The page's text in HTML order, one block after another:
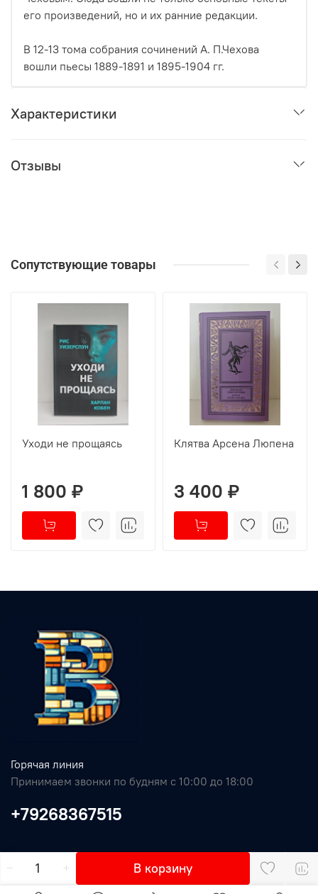
В корзину
его произведений, но и их ранние редакции.
В 12-13 тома собрания сочинений А. П.Чехова
вошли пьесы 1889-1891 и 1895-1904 гг.
Характеристики
Отзывы
Сопутствующие товары
Уходи не прощаясь
1 800 ₽
Клятва Арсена Люпена
3 400 ₽
Горячая линия
Принимаем звонки по будням с 10:00 до 18:00
+79268367515